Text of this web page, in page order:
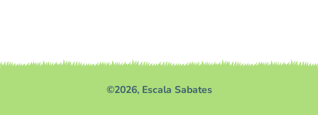
©2026, Escala Sabates